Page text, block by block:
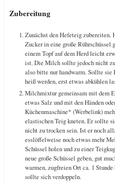
Zubereitung
Zunächst den Hefeteig zubereiten.
Zucker in eine große
einem Topf auf dem Herd leicht
ist. Die Milch sollte jedoch nicht
also bitte nur handwarm. Sollte sie
heiß werden, erst etwas abkühlen
Milchmixtur gemeinsam mit dem
etwas Salz und mit den Händen
Küchenmaschine* (Werbelink)
elastischen Teig kneten. Er sollte
nicht zu trocken sein. Ist er noch
esslöffelweise noch etwas mehr
Schüssel holen und zu einer
neue große Schüssel geben, gut
warmen, zugfreien Ort ca. 1
sollte sich verdoppeln.